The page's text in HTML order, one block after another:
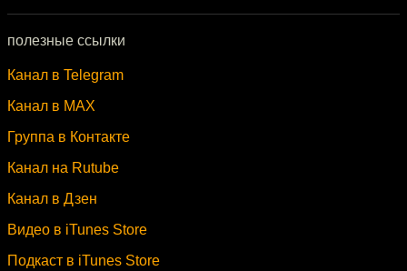
полезные ссылки
Канал в Telegram
Канал в MAX
Группа в Контакте
Канал на Rutube
Канал в Дзен
Видео в iTunes Store
Подкаст в iTunes Store